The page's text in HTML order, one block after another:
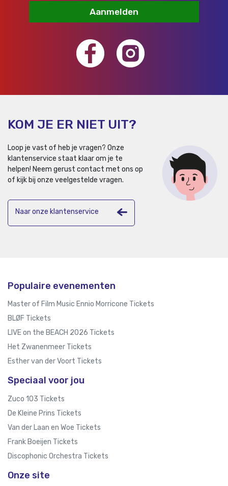
Aanmelden
KOM JE ER NIET UIT?
Loop je vast of heb je vragen? Onze
klantenservice staat klaar om je te
helpen! Neem gerust contact met ons op
of kijk bij onze veelgestelde vragen.
Naar onze klantenservice
Populaire evenementen
Master of Film Music Ennio Morricone Tickets
BLØF Tickets
LIVE on the BEACH 2026 Tickets
Het Zwanenmeer Tickets
Esther van der Voort Tickets
Speciaal voor jou
Zuco 103 Tickets
De Kleine Prins Tickets
Van der Laan en Woe Tickets
Frank Boeijen Tickets
Discophonic Orchestra Tickets
Onze site